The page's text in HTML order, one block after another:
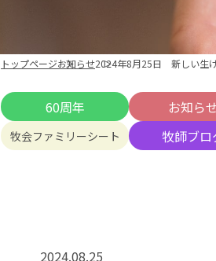
トップページお知らせ2024年8月25日 新しい生
60周年 お知ら
牧会ファミリーシート 牧師ブロ
2024.08.25